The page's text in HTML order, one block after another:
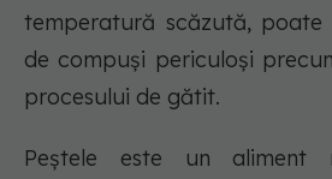
temperatură scăzută, poate
de compuși periculoși
procesului de gătit.
Peștele este un aliment